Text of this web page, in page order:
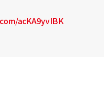
acKA9yvIBK